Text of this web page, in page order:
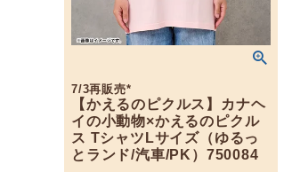
7/3再販売*
【かえるのピクルス】カナヘ
イの小動物×かえるのピクル
ス TシャツLサイズ（ゆるっ
とランド/汽車/PK）750084